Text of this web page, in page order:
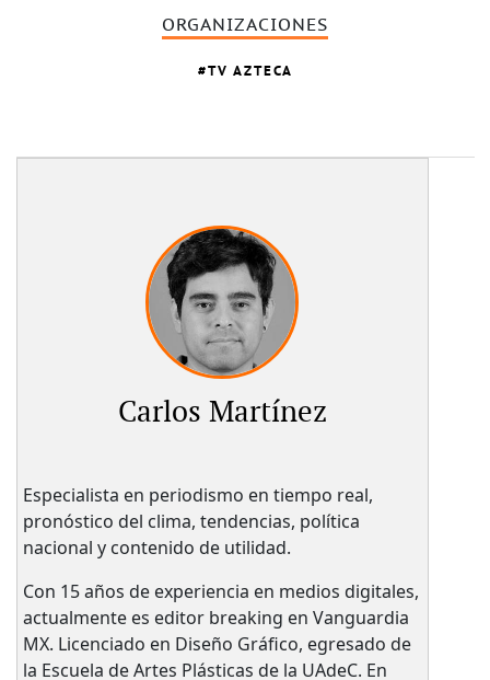
ORGANIZACIONES
TV AZTECA
Carlos Martínez
Especialista en periodismo en tiempo real,
pronóstico del clima, tendencias, política
nacional y contenido de utilidad.
Con 15 años de experiencia en medios digitales,
actualmente es editor breaking en Vanguardia
MX. Licenciado en Diseño Gráfico, egresado de
la Escuela de Artes Plásticas de la UAdeC. En